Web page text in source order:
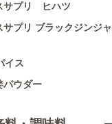
サプリ ヒハツ
サプリ ブラックジンジャ
イス
パウダー